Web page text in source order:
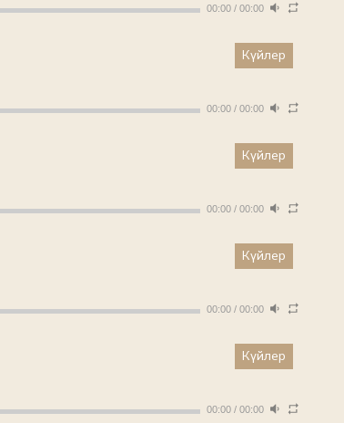
00:00 / 00:00
00:00 / 00:00
Күйлер
00:00 / 00:00
Күйлер
00:00 / 00:00
Күйлер
00:00 / 00:00
Күйлер